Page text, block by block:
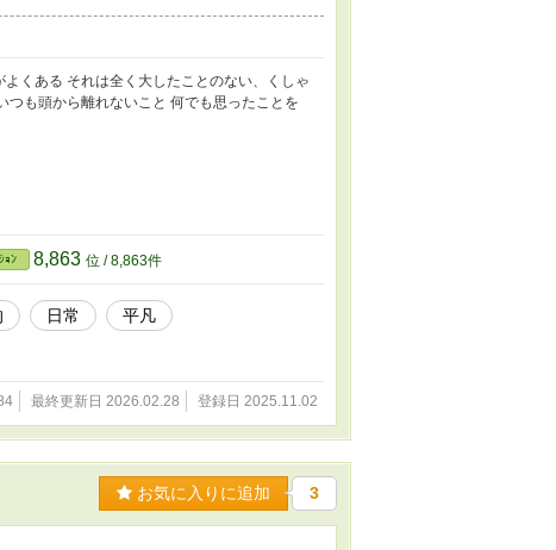
くある それは全く大したことのない、くしゃ
も頭から離れないこと 何でも思ったことを
ｮﾝ 8,863 位 / 8,863件
日常
平凡
最終更新日 2026.02.28 登録日 2025.11.02
お気に入りに追加 3